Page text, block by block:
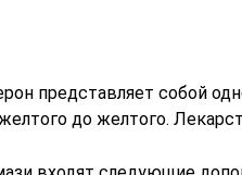
представляет собой
до желтого.